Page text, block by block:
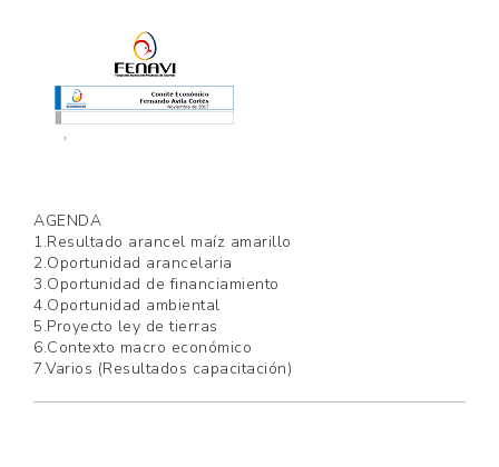
AGENDA
1.Resultado arancel maíz amarillo
2.Oportunidad arancelaria
3.Oportunidad de financiamiento
4.Oportunidad ambiental
5.Proyecto ley de tierras
6.Contexto macro económico
7.Varios (Resultados capacitación)